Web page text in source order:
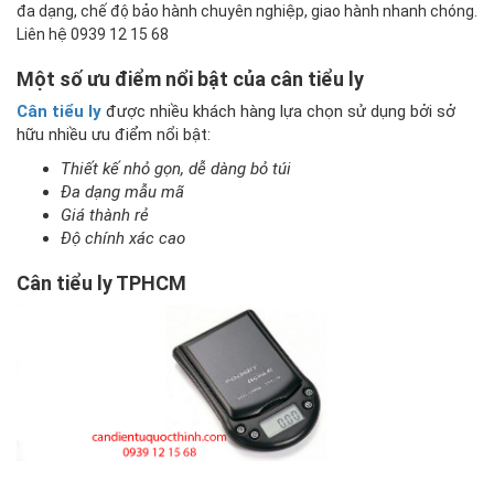
đa dạng, chế độ bảo hành chuyên nghiệp, giao hành nhanh chóng.
Liên hệ 0939 12 15 68
Một số ưu điểm nổi bật của cân tiểu ly
Cân tiểu ly được nhiều khách hàng lựa chọn sử dụng bởi sở
hữu nhiều ưu điểm nổi bật:
Thiết kế nhỏ gọn, dễ dàng bỏ túi
Đa dạng mẫu mã
Giá thành rẻ
Độ chính xác cao
Cân tiểu ly TPHCM